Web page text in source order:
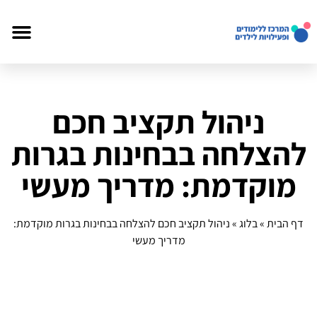
ניהול תקציב חכם
להצלחה בבחינות בגרות
מוקדמת: מדריך מעשי
דף הבית»בלוג»ניהול תקציב חכם להצלחה בבחינות בגרות מוקדמת:
מדריך מעשי